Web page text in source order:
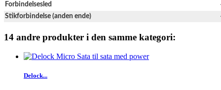
Forbindelsesled
Stikforbindelse (anden ende)
14 andre produkter i den samme kategori:
Delock...